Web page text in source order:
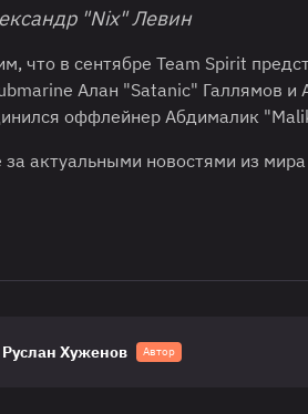
"Nix" Левин
что в сентябре Team Spirit
Алан "Satanic" Галлямов
оффлейнер Абдималик
за актуальными новостями из
Руслан Хуженов Автор